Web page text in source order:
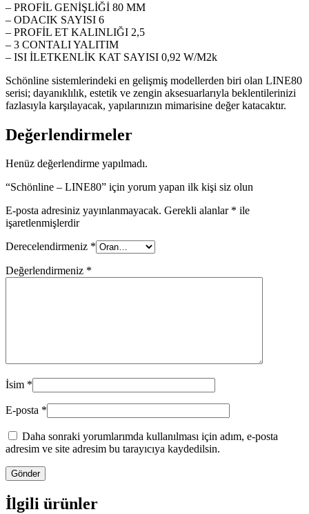
– PROFİL GENİŞLİĞİ 80 MM
– ODACIK SAYISI 6
– PROFİL ET KALINLIĞI 2,5
– 3 CONTALI YALITIM
– ISI İLETKENLİK KAT SAYISI 0,92 W/M2k
Schönline sistemlerindeki en gelişmiş modellerden biri olan LINE80
serisi; dayanıklılık, estetik ve zengin aksesuarlarıyla beklentilerinizi
fazlasıyla karşılayacak, yapılarınızın mimarisine değer katacaktır.
Değerlendirmeler
Henüz değerlendirme yapılmadı.
“Schönline – LINE80” için yorum yapan ilk kişi siz olun
E-posta adresiniz yayınlanmayacak. Gerekli alanlar * ile
işaretlenmişlerdir
Derecelendirmeniz *
Değerlendirmeniz *
İsim *
E-posta *
Daha sonraki yorumlarımda kullanılması için adım, e-posta
adresim ve site adresim bu tarayıcıya kaydedilsin.
İlgili ürünler